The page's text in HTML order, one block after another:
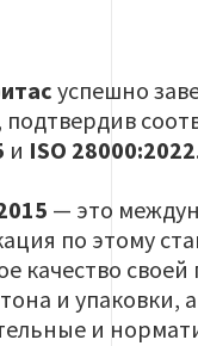
успешно
подтвердив
и ISO 28000:2022
— это
по этому
качество
и упаковки,
и